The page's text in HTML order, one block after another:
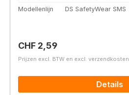
Modellenlijn
DS SafetyWear SMS
Normale prijs:
CHF 2,59
Prijzen excl. BTW en excl. verzendkosten
Details